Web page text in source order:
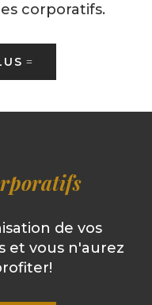
corporatifs.
de vos
et vous n'aurez